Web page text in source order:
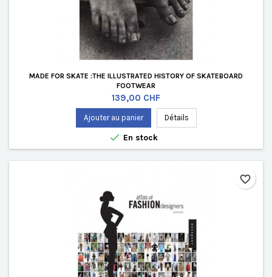
MADE FOR SKATE :THE ILLUSTRATED HISTORY OF SKATEBOARD
FOOTWEAR
Prix
139,00 CHF
Ajouter au panier Détails
 En stock
favorite_border